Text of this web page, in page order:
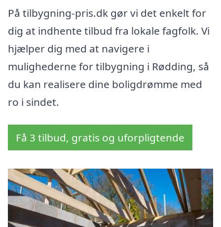
På tilbygning-pris.dk gør vi det enkelt for
dig at indhente tilbud fra lokale fagfolk. Vi
hjælper dig med at navigere i
mulighederne for tilbygning i Rødding, så
du kan realisere dine boligdrømme med
ro i sindet.
Få 3 tilbud, gratis og uforpligtende